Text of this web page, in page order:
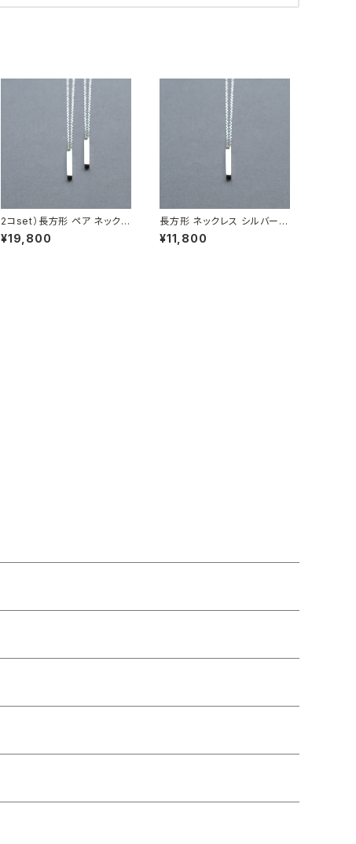
2コset）長方形 ペア ネックレ
ス シルバー925
¥19,800
長方形 ネックレス シルバー9
25 メンズ ユニセックス
¥11,800